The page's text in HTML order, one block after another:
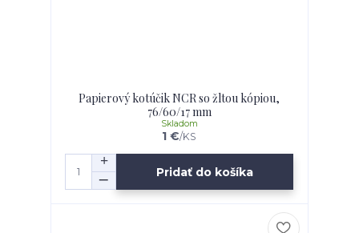
Papierový kotúčik NCR so žltou kópiou,
76/60/17 mm
1 €/KS
Skladom
Pridať do košíka